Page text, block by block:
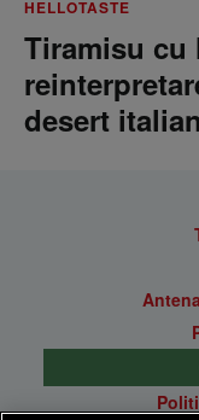
HELLOTASTE
Tiramisu cu
desert italian